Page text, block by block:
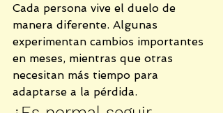
Cada persona vive el duelo de
manera diferente. Algunas
experimentan cambios importantes
en meses, mientras que otras
necesitan más tiempo para
adaptarse a la pérdida.